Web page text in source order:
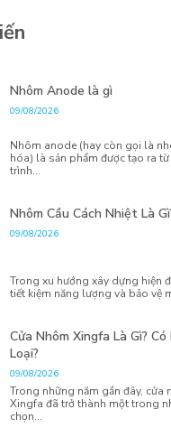
Nhôm Anode là gì
09/08/2026
Nhôm anode (hay còn gọi là
hóa) là sản phẩm được tạo ra
trình...
Nhôm Cầu Cách Nhiệt Là
09/08/2026
Trong xu hướng xây dựng hiện
tiết kiệm năng lượng và bảo vệ
Cửa Nhôm Xingfa Là Gì? Có
Loại?
09/08/2026
Trong những năm gần đây, cửa
Xingfa đã trở thành một trong
chọn...